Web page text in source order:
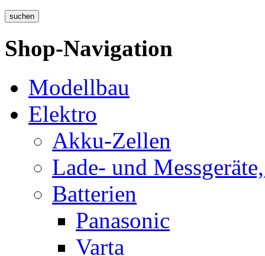
Shop-Navigation
Modellbau
Elektro
Akku-Zellen
Lade- und
Batterien
Panasonic
Varta